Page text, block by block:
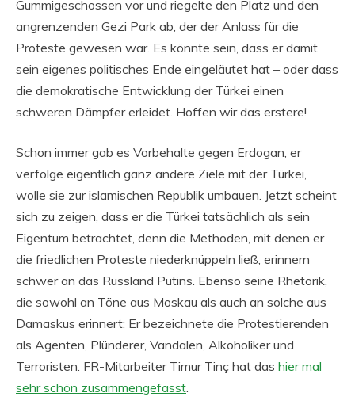
Gummigeschossen vor und riegelte den Platz und den
angrenzenden Gezi Park ab, der der Anlass für die
Proteste gewesen war. Es könnte sein, dass er damit
sein eigenes politisches Ende eingeläutet hat – oder dass
die demokratische Entwicklung der Türkei einen
schweren Dämpfer erleidet. Hoffen wir das erstere!
Schon immer gab es Vorbehalte gegen Erdogan, er
verfolge eigentlich ganz andere Ziele mit der Türkei,
wolle sie zur islamischen Republik umbauen. Jetzt scheint
sich zu zeigen, dass er die Türkei tatsächlich als sein
Eigentum betrachtet, denn die Methoden, mit denen er
die friedlichen Proteste niederknüppeln ließ, erinnern
schwer an das Russland Putins. Ebenso seine Rhetorik,
die sowohl an Töne aus Moskau als auch an solche aus
Damaskus erinnert: Er bezeichnete die Protestierenden
als Agenten, Plünderer, Vandalen, Alkoholiker und
Terroristen. FR-Mitarbeiter Timur Tinç hat das hier mal
sehr schön zusammengefasst.